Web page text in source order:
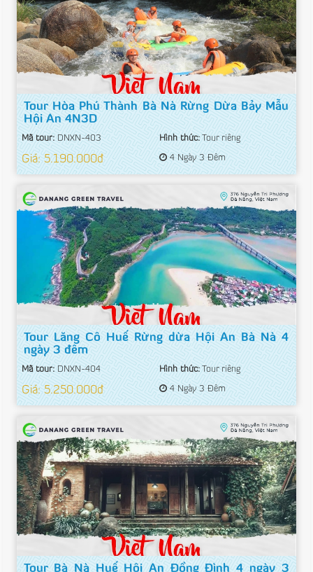
Tour Hòa Phú Thành Bà Nà Rừng Dừa Bảy Mẫu
Hội An 4N3D
Mã tour:DNXN-403 Hình thức:Tour riêng
Giá: 5.190.000đ 4 Ngày 3 Đêm
Tour Lăng Cô Huế Rừng dừa Hội An Bà Nà 4
ngày 3 đêm
Mã tour:DNXN-404 Hình thức:Tour riêng
Giá: 5.250.000đ 4 Ngày 3 Đêm
Tour Bà Nà Huế Hội An Đồng Đình 4 ngày 3